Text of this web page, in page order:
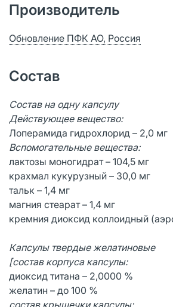
Производитель
Обновление ПФК АО, Россия
Состав
Состав на одну капсулу
Действующее вещество:
Лоперамида гидрохлорид – 2,0 мг
Вспомогательные вещества:
лактозы моногидрат – 104,5 мг
крахмал кукурузный – 30,0 мг
тальк – 1,4 мг
магния стеарат – 1,4 мг
кремния диоксид коллоидный
Капсулы твердые желатиновые
[состав корпуса капсулы:
диоксид титана – 2,0000 %
желатин – до 100 %
состав крышечки капсулы: